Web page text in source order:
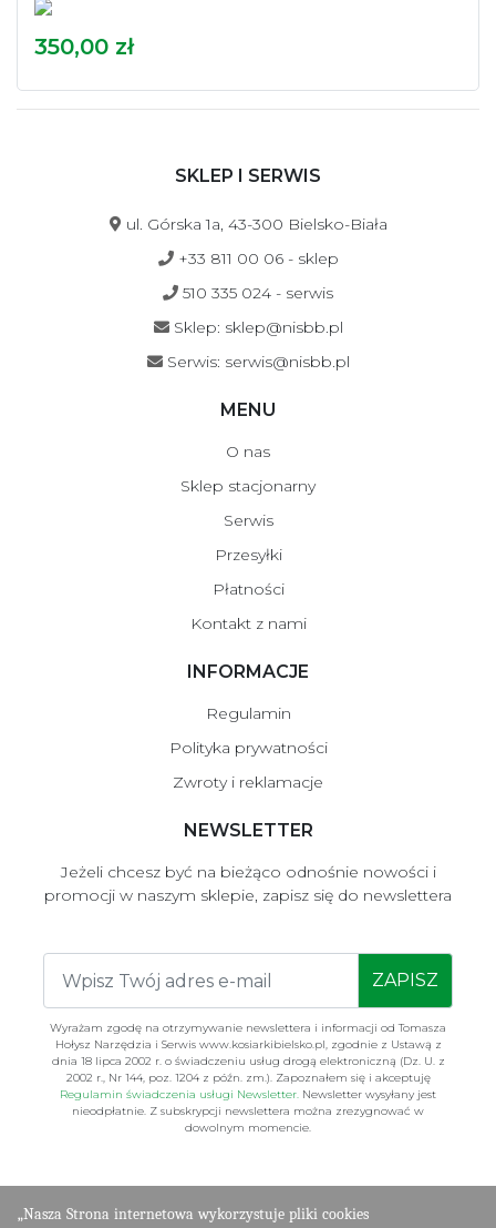
350,00 zł
SKLEP I SERWIS
ul. Górska 1a, 43-300 Bielsko-Biała
+33 811 00 06 - sklep
510 335 024 - serwis
Sklep: sklep@nisbb.pl
Serwis: serwis@nisbb.pl
MENU
O nas
Sklep stacjonarny
Serwis
Przesyłki
Płatności
Kontakt z nami
INFORMACJE
Regulamin
Polityka prywatności
Zwroty i reklamacje
NEWSLETTER
Jeżeli chcesz być na bieżąco odnośnie nowości i
promocji w naszym sklepie, zapisz się do newslettera
ZAPISZ
Wyrażam zgodę na otrzymywanie newslettera i informacji od Tomasza
Hołysz Narzędzia i Serwis www.kosiarkibielsko.pl, zgodnie z Ustawą z
dnia 18 lipca 2002 r. o świadczeniu usług drogą elektroniczną (Dz. U. z
2002 r., Nr 144, poz. 1204 z późn. zm.). Zapoznałem się i akceptuję
Regulamin świadczenia usługi Newsletter. Newsletter wysyłany jest
nieodpłatnie. Z subskrypcji newslettera można zrezygnować w
dowolnym momencie.
„Nasza Strona internetowa wykorzystuje pliki cookies